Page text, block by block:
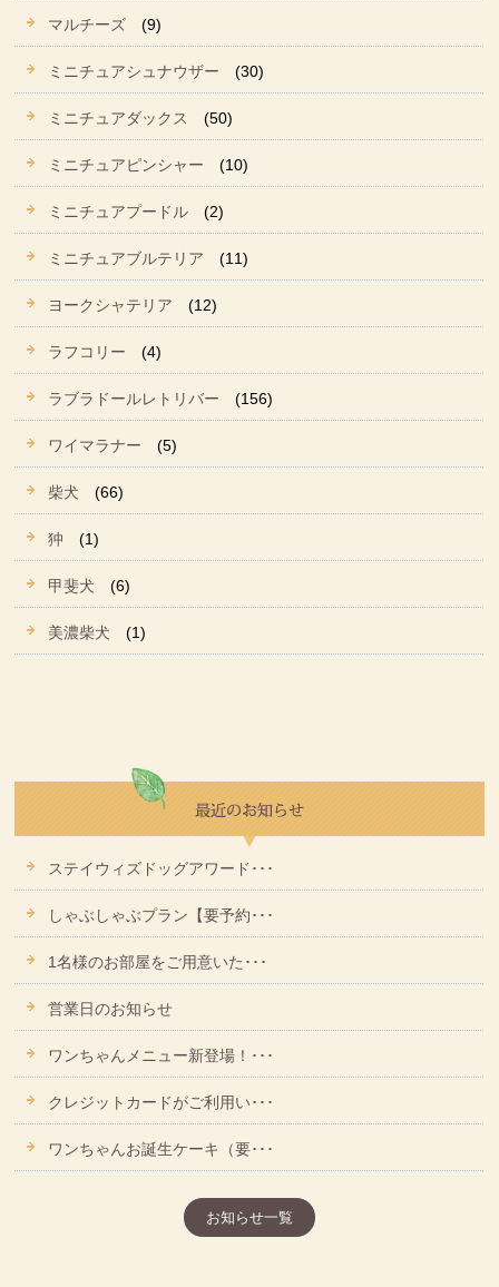
マルチーズ (9)
ミニチュアシュナウザー (30)
ミニチュアダックス (50)
ミニチュアピンシャー (10)
ミニチュアプードル (2)
ミニチュアブルテリア (11)
ヨークシャテリア (12)
ラフコリー (4)
ラブラドールレトリバー (156)
ワイマラナー (5)
柴犬 (66)
狆 (1)
甲斐犬 (6)
美濃柴犬 (1)
ステイウィズドッグアワード･･･
しゃぶしゃぶプラン【要予約･･･
1名様のお部屋をご用意いた･･･
営業日のお知らせ
ワンちゃんメニュー新登場！･･･
クレジットカードがご利用い･･･
ワンちゃんお誕生ケーキ（要･･･
お知らせ一覧